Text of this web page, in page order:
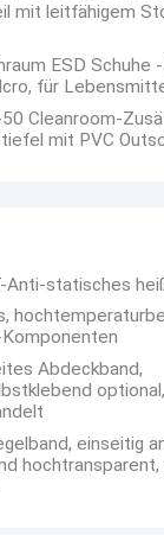
mit leitfähigem
ESD Schuhe
für
Cleanroom-
mit PVC
Anti-statisches
Abdeckband,
einseitig